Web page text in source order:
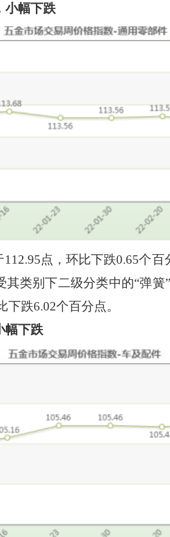
小幅下跌
112.95点， 环比下跌0.65个百
其类别下二级分类中的“弹簧
下跌6.02个百分点。
幅下跌